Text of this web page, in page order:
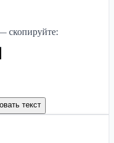
скопируйте:
текст